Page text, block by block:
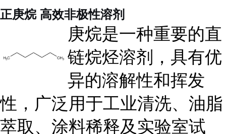
正庚烷 高效非极性溶剂
庚烷是一种重要的直
链烷烃溶剂，具有优
异的溶解性和挥发
性，广泛用于工业清洗、油脂
萃取、涂料稀释及实验室试